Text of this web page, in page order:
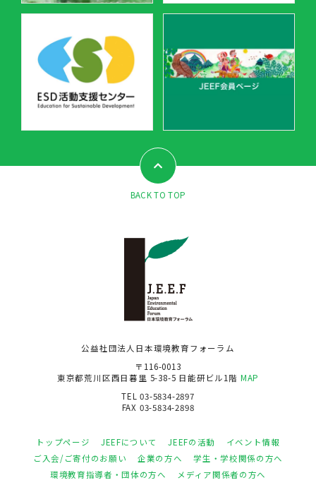
BACK TO TOP
公益社団法人日本環境教育フォーラム
〒116-0013
東京都荒川区西日暮里 5-38-5 日能研ビル1階 MAP
TEL 03-5834-2897
FAX 03-5834-2898
トップページ JEEFについて JEEFの活動
イベント情報
ご入会/ご寄付のお願い
企業の方へ
学生・学校関係の方へ
環境教育指導者・団体の方へ
メディア関係者の方へ